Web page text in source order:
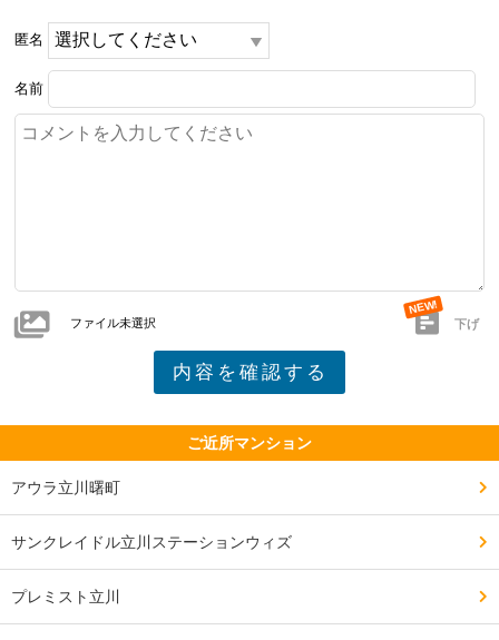
匿名
名前
ファイル未選択 下げ
ご近所マンション
アウラ立川曙町
サンクレイドル立川ステーションウィズ
プレミスト立川